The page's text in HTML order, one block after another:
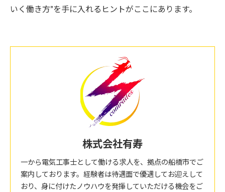
いく働き方”を手に入れるヒントがここにあります。
株式会社有寿
一から電気工事士として働ける求人を、拠点の船橋市でご
案内しております。経験者は待遇面で優遇してお迎えして
おり、身に付けたノウハウを発揮していただける機会をご